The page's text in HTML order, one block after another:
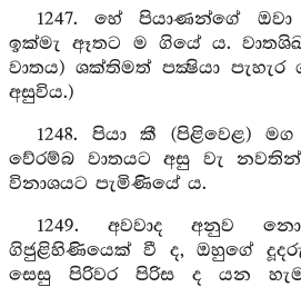
1247. හේ පියාණන්ගේ
ඉක්මැ ඈතට ම ගියේ ය.
වාතය) ශක්තිමත් පක්‍ෂියා
අසුවිය.)
1248. පියා කී (පිළිවෙළ)
වේරම්බ වාතයට අසු වැ
විනාශයට පැමිණියේ ය.
1249. අවවාද අනුව
ගිජුළිහිණියෙක් වී ද, ඔහුගේ
සෙසු පිරිවර පිරිස ද යන